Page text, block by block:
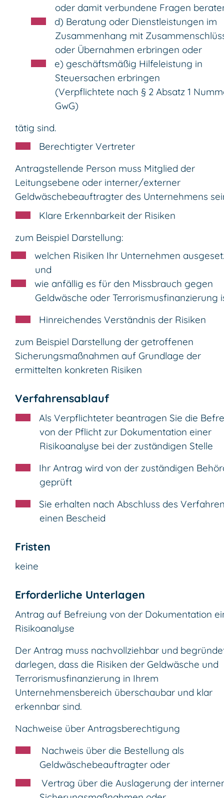
oder damit verbundene Fragen
d) Beratung oder Dienstleistungen im
Zusammenhang mit
oder Übernahmen erbringen oder
e) geschäftsmäßig Hilfeleistung in
Steuersachen erbringen
(Verpflichtete nach § 2 Absatz 1
GwG)
tätig sind.
Berechtigter Vertreter
Antragstellende Person muss Mitglied der
Leitungsebene oder interner/externer
Geldwäschebeauftragter des Unternehmens
Klare Erkennbarkeit der Risiken
zum Beispiel Darstellung:
welchen Risiken Ihr Unternehmen
und
wie anfällig es für den Missbrauch gegen
Geldwäsche oder Terrorismusfinanzierung
Hinreichendes Verständnis der Risiken
zum Beispiel Darstellung der getroffenen
Sicherungsmaßnahmen auf Grundlage der
ermittelten konkreten Risiken
Verfahrensablauf
Als Verpflichteter beantragen Sie die
von der Pflicht zur Dokumentation einer
Risikoanalyse bei der zuständigen Stelle
Ihr Antrag wird von der zuständigen
geprüft
Sie erhalten nach Abschluss des
einen Bescheid
Fristen
keine
Erforderliche Unterlagen
Antrag auf Befreiung von der Dokumentation
Risikoanalyse
Der Antrag muss nachvollziehbar und
darlegen, dass die Risiken der Geldwäsche und
Terrorismusfinanzierung in Ihrem
Unternehmensbereich überschaubar und klar
erkennbar sind.
Nachweise über Antragsberechtigung
​ Nachweis über die Bestellung als
Geldwäschebeauftragter oder
Vertrag über die Auslagerung der